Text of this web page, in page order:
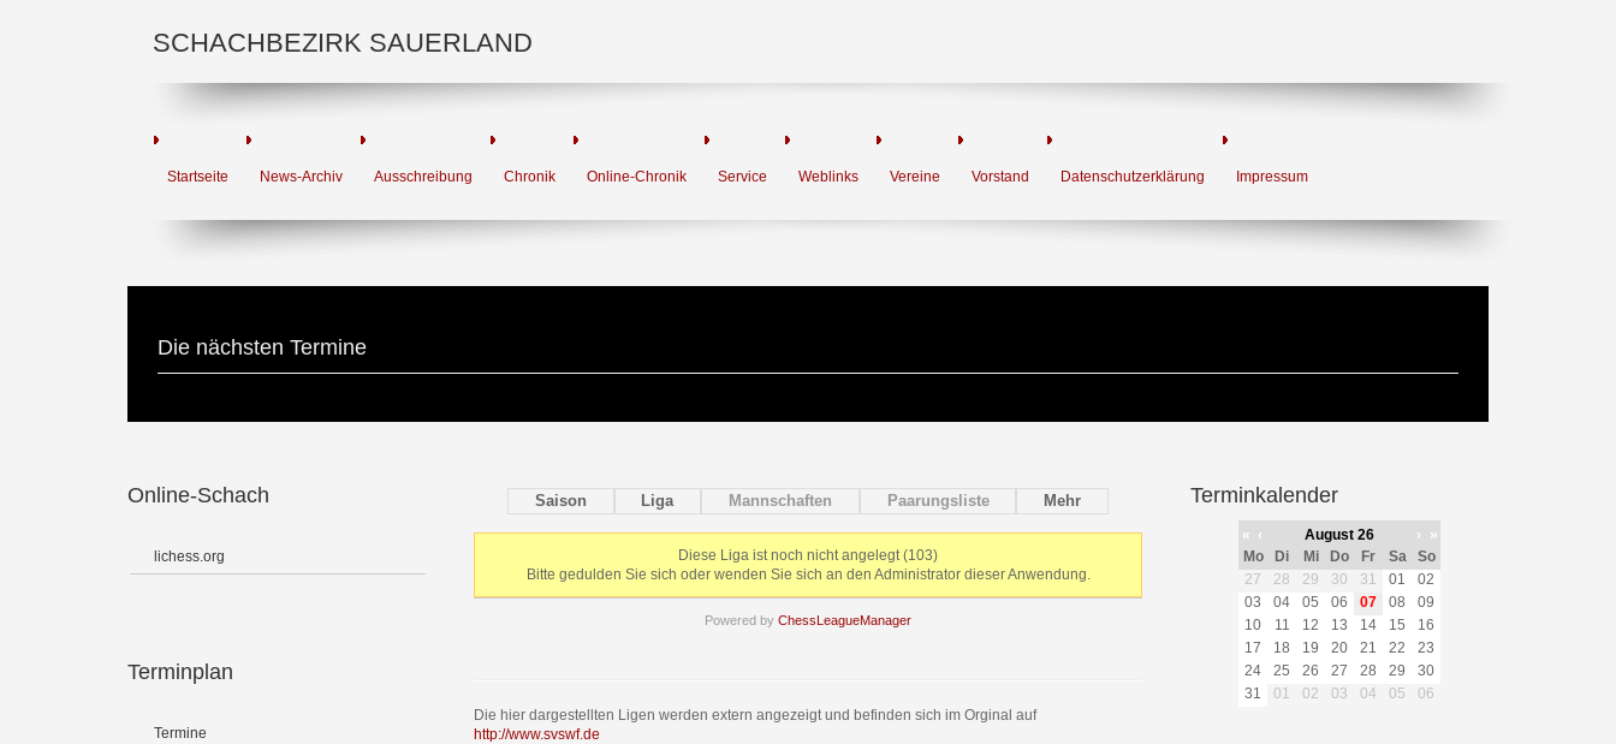
SCHACHBEZIRK SAUERLAND
Startseite News-Archiv Ausschreibung Chronik Online-Chronik Service Weblinks Vereine Vorstand Datenschutzerklärung Impressum
Die nächsten Termine
Online-Schach
lichess.org
Terminplan
Termine
Saison Liga Mannschaften Paarungsliste Mehr
Diese Liga ist noch nicht angelegt (103)
Bitte gedulden Sie sich oder wenden Sie sich an den Administrator dieser Anwendung.
Powered by ChessLeagueManager
Die hier dargestellten Ligen werden extern angezeigt und befinden sich im Orginal auf
http://www.svswf.de
Terminkalender
« ‹ August 26 ›
»
Mo
Di Mi Do Fr Sa
So
27
28 29 30 31 01
02
03
04 05 06 07 08
09
10
11 12 13 14 15
16
17
18 19 20 21 22
23
24
25 26 27 28 29
30
31
01 02 03 04 05 06